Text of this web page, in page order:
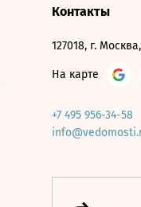
Контакты
127018, г.
На карте
+7 495 956-34-58